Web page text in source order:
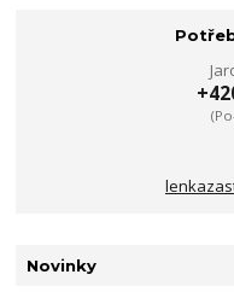
Novinky